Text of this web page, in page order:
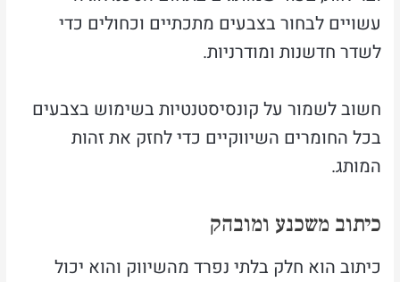
עשויים לבחור בצבעים מתכתיים וכחולים כדי
לשדר חדשנות ומודרניות.
חשוב לשמור על קונסיסטנטיות בשימוש בצבעים
בכל החומרים השיווקיים כדי לחזק את זהות
המותג.
כיתוב משכנע ומובהק
כיתוב הוא חלק בלתי נפרד מהשיווק והוא יכול